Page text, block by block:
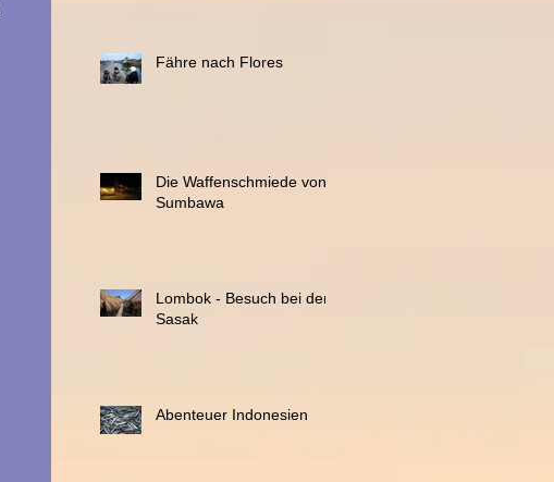
Fähre nach Flores
Die Waffenschmiede von
Sumbawa
Lombok - Besuch bei den
Sasak
Abenteuer Indonesien